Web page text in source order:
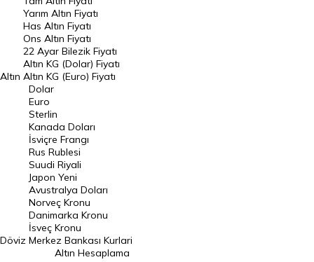
DÖVİZ
Döviz Kuru
Dolar Kuru
Euro Kuru
Pound Kuru
Frank Kuru
Riyal Kuru
Avustralya Doları
Danimarka Kronu Kuru
Kanada Doları Kuru
Norveç Kronu Kuru
Altın
Yarım Altın Fiyatı
Has Altın Fiyatı
Ons Altın Fiyatı
22 Ayar Bilezik Fiyatı
Altın KG (Dolar) Fiyatı
Altın KG (Euro) Fiyatı
Döviz
Dolar
Euro
Sterlin
Kanada Doları
İsviçre Frangı
Rus Rublesi
Suudi Riyali
Japon Yeni
Avustralya Doları
Norveç Kronu
Danimarka Kronu
İsveç Kronu
Merkez Bankası Kurlari
Altın Hesaplama